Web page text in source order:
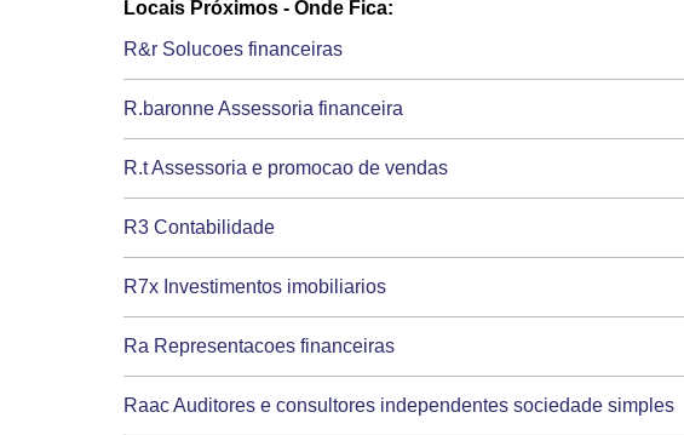
Locais Próximos - Onde Fica:
R&r Solucoes financeiras
R.baronne Assessoria financeira
R.t Assessoria e promocao de vendas
R3 Contabilidade
R7x Investimentos imobiliarios
Ra Representacoes financeiras
Raac Auditores e consultores independentes sociedade simples